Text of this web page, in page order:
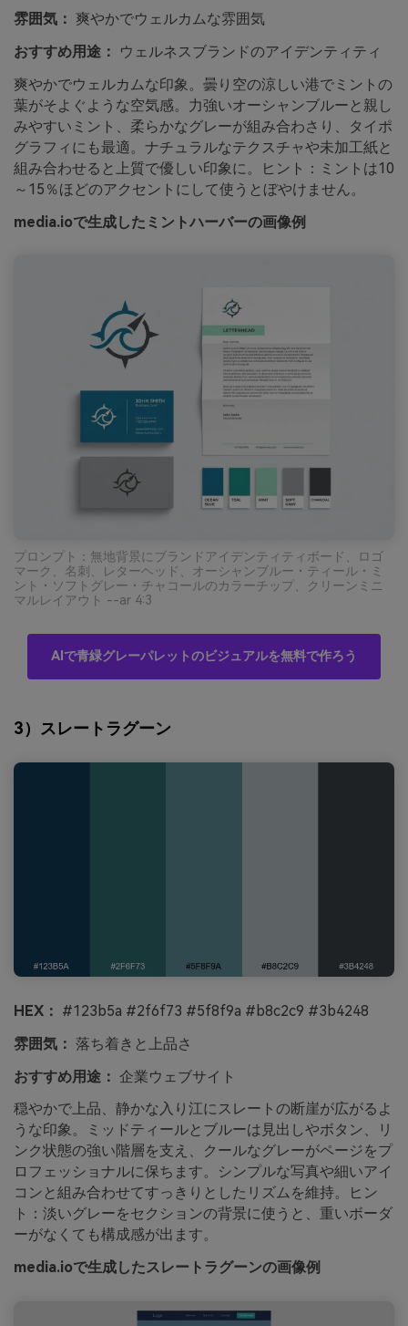
雰囲気： 爽やかでウェルカムな雰囲気
おすすめ用途：
ウェルネスブランドのアイデンティティ
爽やかでウェルカムな印象。曇り空の涼しい港でミントの
葉がそよぐような空気感。力強いオーシャンブルーと親し
みやすいミント、柔らかなグレーが組み合わさり、タイポ
グラフィにも最適。ナチュラルなテクスチャや未加工紙と
組み合わせると上質で優しい印象に。ヒント：ミントは10
～15％ほどのアクセントにして使うとぼやけません。
media.ioで生成したミントハーバーの画像例
プロンプト：無地背景にブランドアイデンティティボード、ロゴ
マーク、名刺、レターヘッド、オーシャンブルー・ティール・ミ
ント・ソフトグレー・チャコールのカラーチップ、クリーンミニ
マルレイアウト --ar 4:3
AIで青緑グレーパレットのビジュアルを無料で作ろう
3）スレートラグーン
HEX： #123b5a #2f6f73 #5f8f9a #b8c2c9 #3b4248
雰囲気： 落ち着きと上品さ
おすすめ用途： 企業ウェブサイト
穏やかで上品、静かな入り江にスレートの断崖が広がるよ
うな印象。ミッドティールとブルーは見出しやボタン、リ
ンク状態の強い階層を支え、クールなグレーがページをプ
ロフェッショナルに保ちます。シンプルな写真や細いアイ
コンと組み合わせてすっきりとしたリズムを維持。ヒン
ト：淡いグレーをセクションの背景に使うと、重いボーダ
ーがなくても構成感が出ます。
media.ioで生成したスレートラグーンの画像例